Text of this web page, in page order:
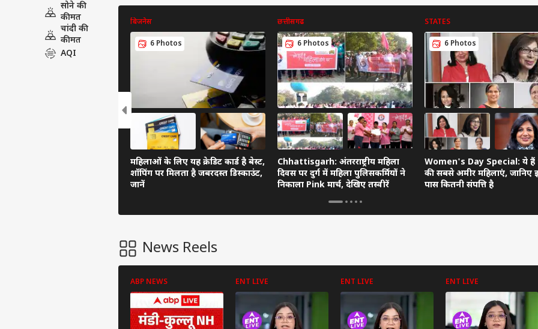
सोने की
कीमत
चांदी की
कीमत
AQI
बिजनेस
6 Photos
महिलाओं के लिए यह क्रेडिट कार्ड है बेस्ट,
शॉपिंग पर मिलता है जबरदस्त डिस्काउंट,
जानें
छत्तीसगढ
6 Photos
Chhattisgarh: अंतरराष्ट्रीय महिला
दिवस पर दुर्ग में महिला पुलिसकर्मियों ने
निकाला Pink मार्च, देखिए तस्वीरें
STATES
6 Photos
Women's Day Special: ये हैं
की सबसे अमीर महिलाएं, जानिए
पास कितनी संपत्ति है
News Reels
ABP NEWS ENT LIVE ENT LIVE ENT LIVE